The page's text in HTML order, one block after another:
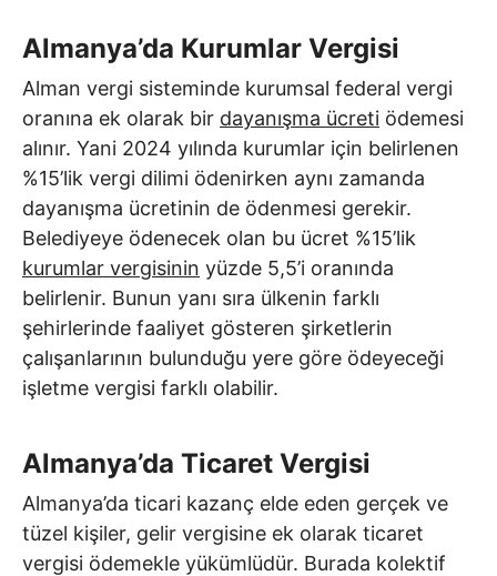
Almanya’da Kurumlar Vergisi
Alman vergi sisteminde kurumsal federal vergi
oranına ek olarak bir dayanışma ücreti ödemesi
alınır. Yani 2024 yılında kurumlar için belirlenen
%15’lik vergi dilimi ödenirken aynı zamanda
dayanışma ücretinin de ödenmesi gerekir.
Belediyeye ödenecek olan bu ücret %15’lik
kurumlar vergisinin yüzde 5,5’i oranında
belirlenir. Bunun yanı sıra ülkenin farklı
şehirlerinde faaliyet gösteren şirketlerin
çalışanlarının bulunduğu yere göre ödeyeceği
işletme vergisi farklı olabilir.
Almanya’da Ticaret Vergisi
Almanya’da ticari kazanç elde eden gerçek ve
tüzel kişiler, gelir vergisine ek olarak ticaret
vergisi ödemekle yükümlüdür. Burada kolektif